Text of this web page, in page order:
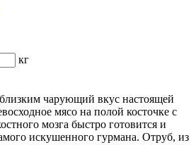
кг
чарующий вкус настоящей
мясо на полой косточке с
мозга быстро готовится и
искушенного гурмана. Отруб, из